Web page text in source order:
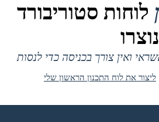
לוחות סטוריבורד
נוצרו
ליצור את לוח התכנון הראשון שלי